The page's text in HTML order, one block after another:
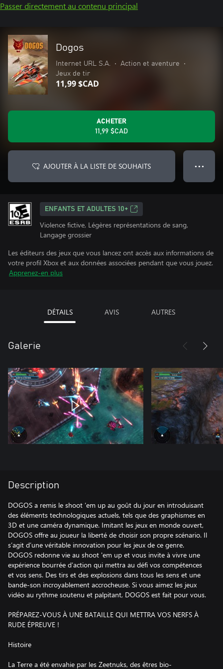
Passer directement au contenu principal
Dogos
Internet URL S.A. • Action et aventure
•
Jeux de tir
11,99 $CAD
ACHETER
11,99 $CAD
AJOUTER À LA LISTE DE SOUHAITS ● ● ●
ENFANTS ET ADULTES 10+
Violence fictive, Légères représentations de sang,
Langage grossier
Les éditeurs des jeux que vous lancez ont accès aux informations de
votre profil Xbox et aux données associées pendant que vous jouez.
Apprenez-en plus
DÉTAILS AVIS AUTRES
Galerie
Description
DOGOS a remis le shoot ’em up au goût du jour en introduisant
des éléments technologiques actuels, tels que des graphismes en
3D et une caméra dynamique. Imitant les jeux en monde ouvert,
DOGOS offre au joueur la liberté de choisir son propre scénario. Il
s’agit d’une véritable innovation pour les jeux de ce genre.
DOGOS redonne vie au shoot 'em up et vous invite à vivre une
expérience bourrée d’action qui mettra au défi vos compétences
et vos sens. Des tirs et des explosions dans tous les sens et une
bande-son incroyablement accrocheuse. Si vous aimez les jeux
vidéo au rythme soutenu et palpitant, DOGOS est fait pour vous.
PRÉPAREZ-VOUS À UNE BATAILLE QUI METTRA VOS NERFS À
RUDE ÉPREUVE !
Histoire
La Terre a été envahie par les Zeetnuks, des êtres bio-